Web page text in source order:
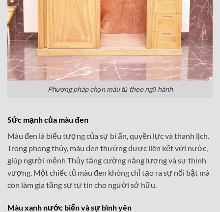
Phương pháp chọn màu tủ theo ngũ hành
Sức mạnh của màu đen
Màu đen là biểu tượng của sự bí ẩn, quyền lực và thanh lịch.
Trong phong thủy, màu đen thường được liên kết với nước,
giúp người mệnh Thủy tăng cường năng lượng và sự thịnh
vượng. Một chiếc tủ màu đen không chỉ tạo ra sự nổi bật mà
còn làm gia tăng sự tự tin cho người sở hữu.
Màu xanh nước biển và sự bình yên